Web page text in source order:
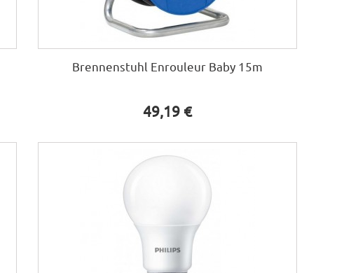
Brennenstuhl Enrouleur Baby 15m
49,19 €